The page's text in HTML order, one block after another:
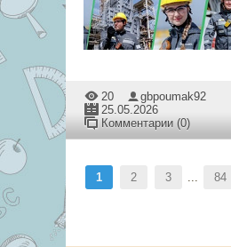
20
gbpoumak92
25.05.2026
Комментарии (0)
1 2 3 ... 84